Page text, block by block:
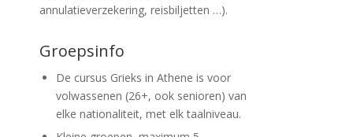
annulatieverzekering, reisbiljetten …).
Groepsinfo
De cursus Grieks in Athene is voor
volwassenen (26+, ook senioren) van
elke nationaliteit, met elk taalniveau.